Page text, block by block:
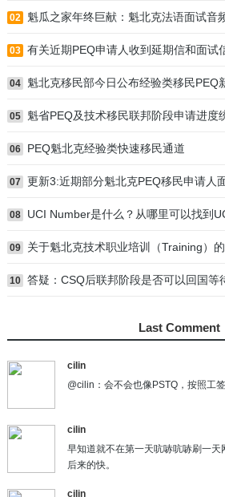
02 魁瓜之家年终巨献：魁北克法语面试音
03 有关近期PEQ申请人收到延期信和面试
04 魁北克移民部今日公布经验类移民PEQ
05 魁省PEQ及技术移民联邦阶段申请进度
06 PEQ魁北克经验类快速移民通道
07 更新3:近期部分魁北克PEQ移民申请人
08 UCI Number是什么？从哪里可以找到
09 关于魁北克技术职业培训（Training）
10 答疑：CSQ后联邦阶段是否可以回国等
Last Comment
cilin
@cilin：会不会也像PSTQ，按照工
cilin
早知道就不在第一天吭哧吭哧刷一
后来的快。
cilin